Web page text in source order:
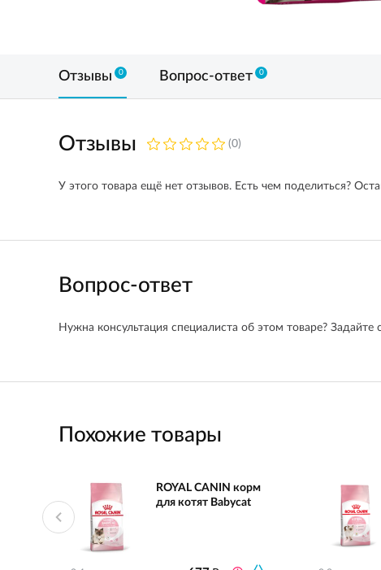
Отзывы 0 Вопрос-ответ 0
Отзывы (0)
У этого товара ещё нет отзывов. Есть чем поделиться?
Вопрос-ответ
Нужна консультация специалиста об этом товаре? Задайте
Похожие товары
ROYAL CANIN корм
для котят Babycat